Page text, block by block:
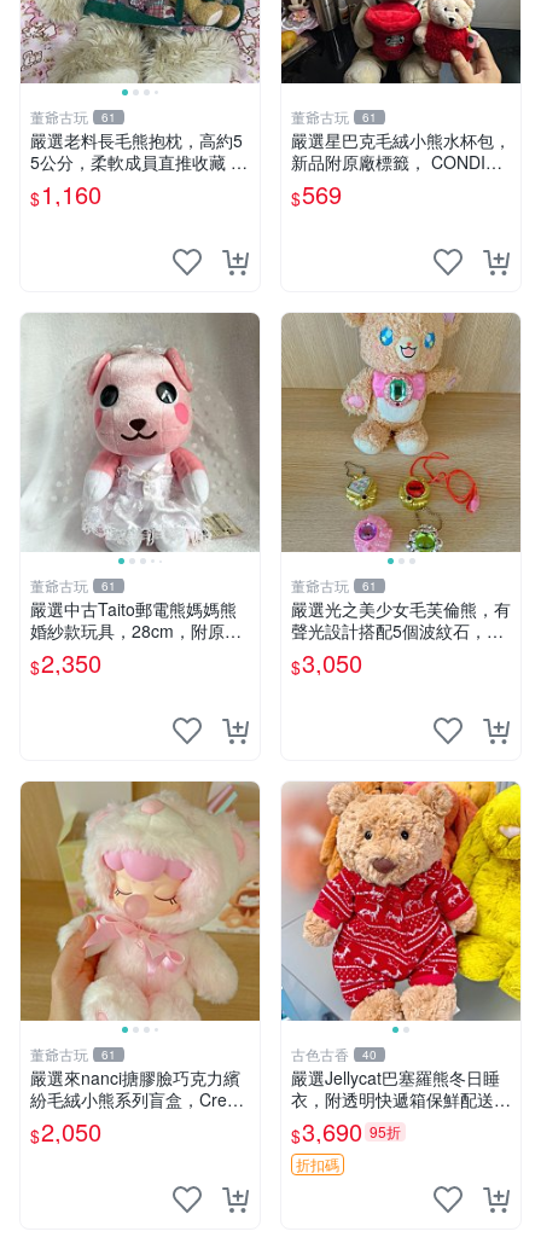
董爺古玩 61
嚴選老料長毛熊抱枕，高約5
5公分，柔軟成員直推收藏 長
毛熊 柔軟熊抱枕 55公分
$1,160
董爺古玩 61
嚴選星巴克毛絨小熊水杯包，
新品附原廠標籤， CONDITI
ON 良好，詳情請參閱商品圖
片。 星巴克 毛絨小熊 水杯包
$569
董爺古玩 61
嚴選中古Taito郵電熊媽媽熊
婚紗款玩具，28cm，附原
盒，保存極佳實拍，婚紗細節
清晰可見，偶像收藏推薦 婚
$2,350
董爺古玩 61
嚴選光之美少女毛芙倫熊，有
聲光設計搭配5個波紋石，成
色完美如圖。爽快附電池，讓
愛心不打折扣。 光之美少女
$3,050
董爺古玩 61
嚴選來nanci搪膠臉巧克力繽
紛毛絨小熊系列盲盒，Crea
my櫻花巧藝盲盒 隱藏款Crea
my櫻花巧藝 嬰熊盲盒娃娃 樂
$2,050
古色古香 40
嚴選Jellycat巴塞羅熊冬日睡
衣，附透明快遞箱保鮮配送，
童趣可愛可收藏 巴塞羅熊 睡
衣 透明袋
$3,690 95折
折扣碼